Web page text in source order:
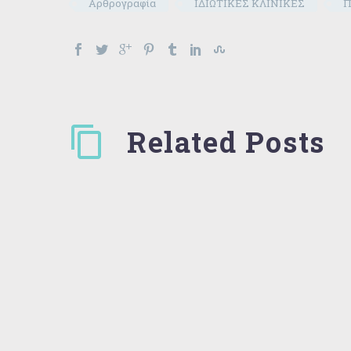
Αρθρογραφία ΙΔΙΩΤΙΚΕΣ ΚΛΙΝΙΚΕΣ
Related Posts